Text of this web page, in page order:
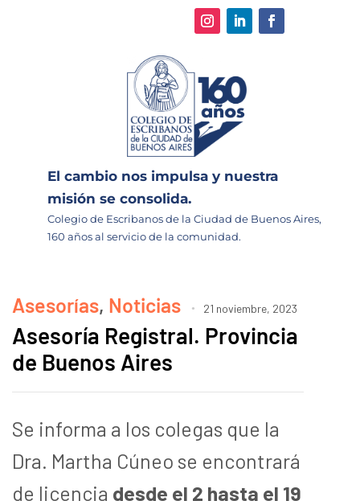
El cambio nos impulsa y nuestra
misión se consolida.
Colegio de Escribanos de la Ciudad de Buenos Aires,
160 años al servicio de la comunidad.
Asesorías, Noticias 21 noviembre, 2023
Asesoría Registral. Provincia
de Buenos Aires
Se informa a los colegas que la
Dra. Martha Cúneo se encontrará
de licencia desde el 2 hasta el 19